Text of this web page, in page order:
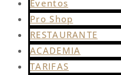
Eventos
Pro Shop
RESTAURANTE
ACADEMIA
TARIFAS